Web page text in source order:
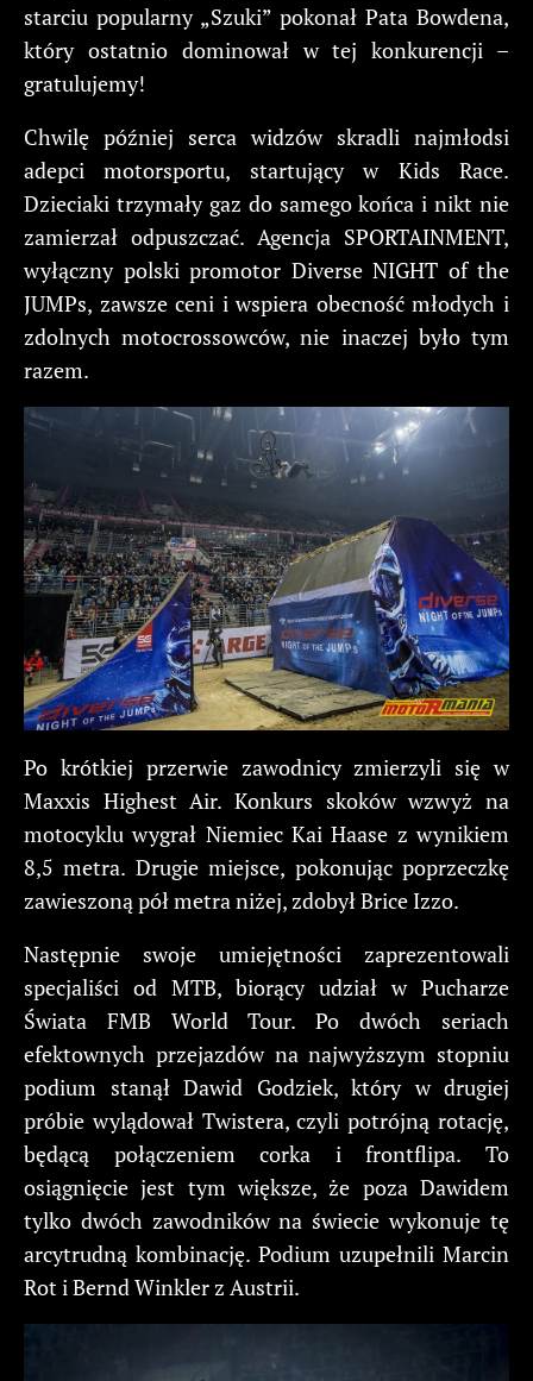
starciu popularny „Szuki” pokonał Pata Bowdena,
który ostatnio dominował w tej konkurencji –
gratulujemy!
Chwilę później serca widzów skradli najmłodsi
adepci motorsportu, startujący w Kids Race.
Dzieciaki trzymały gaz do samego końca i nikt nie
zamierzał odpuszczać. Agencja SPORTAINMENT,
wyłączny polski promotor Diverse NIGHT of the
JUMPs, zawsze ceni i wspiera obecność młodych i
zdolnych motocrossowców, nie inaczej było tym
razem.
Po krótkiej przerwie zawodnicy zmierzyli się w
Maxxis Highest Air. Konkurs skoków wzwyż na
motocyklu wygrał Niemiec Kai Haase z wynikiem
8,5 metra. Drugie miejsce, pokonując poprzeczkę
zawieszoną pół metra niżej, zdobył Brice Izzo.
Następnie swoje umiejętności zaprezentowali
specjaliści od MTB, biorący udział w Pucharze
Świata FMB World Tour. Po dwóch seriach
efektownych przejazdów na najwyższym stopniu
podium stanął Dawid Godziek, który w drugiej
próbie wylądował Twistera, czyli potrójną rotację,
będącą połączeniem corka i frontflipa. To
osiągnięcie jest tym większe, że poza Dawidem
tylko dwóch zawodników na świecie wykonuje tę
arcytrudną kombinację. Podium uzupełnili Marcin
Rot i Bernd Winkler z Austrii.